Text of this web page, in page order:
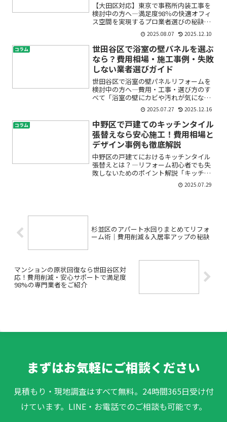
【大田区対応】東京で事務所内装工事を
検討中の方へ―満足度98％の快適オフィ
ス空間を実現するプロ業者選びの秘訣
「事務所の内装工事って、どこに頼むべ
き？」「費用やデザイン、工事中のトラ
ブルが心配…」そんな不安や疑問を抱え
ていませんか？大田区や東...
2025.08.07 2025.12.10
コラム
世田谷区で浴室の壁パネルを選ぶ
なら？費用相場・施工事例・失敗
しない業者選びガイド
世田谷区で浴室の壁パネルリフォームを
検討中の方へ―費用・工事・選び方のす
べて「浴室の壁にカビや汚れが気にな
る」「お掃除をもっとラクにしたい」
「リフォーム費用や工事内容が分からず
不安」世田谷区にお住まいの多くの方
が、浴室の壁パネルについて同じ...
2025.07.27 2025.12.16
コラム
中野区で戸建てのキッチンタイル
張替えなら安心施工！費用相場と
デザイン事例も徹底解説
中野区の戸建てにおけるキッチンタイル
張替えとは？―リフォーム初心者でも失
敗しないためのポイント解説「キッチン
のタイルが古くなってきた」「汚れやヒ
ビが目立つ…」「リフォームってどう進
2025.07.29
杉並区のアパート水回りまとめてリフォ
ーム術｜費用削減＆入居率アップの秘訣
マンションの原状回復なら世田谷区対
応！費用削減・安心サポートで満足度
98%の専門業者をご紹介
まずはお気軽にご相談ください
見積もり・現地調査はすべて無料。24時間365日受け付
けています。LINE・お電話でのご相談も可能です。